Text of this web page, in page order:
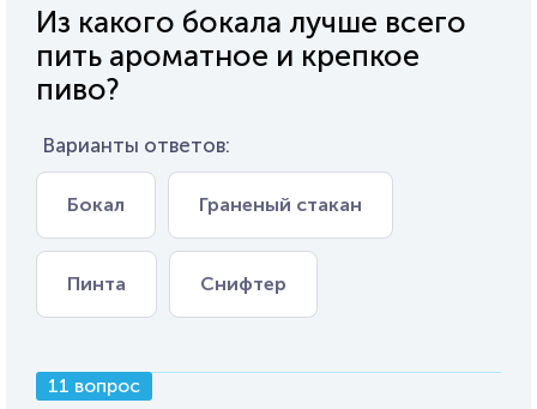
Из какого бокала лучше всего
пить ароматное и крепкое
пиво?
Варианты ответов:
Бокал Граненый стакан
Пинта Снифтер
11 вопрос